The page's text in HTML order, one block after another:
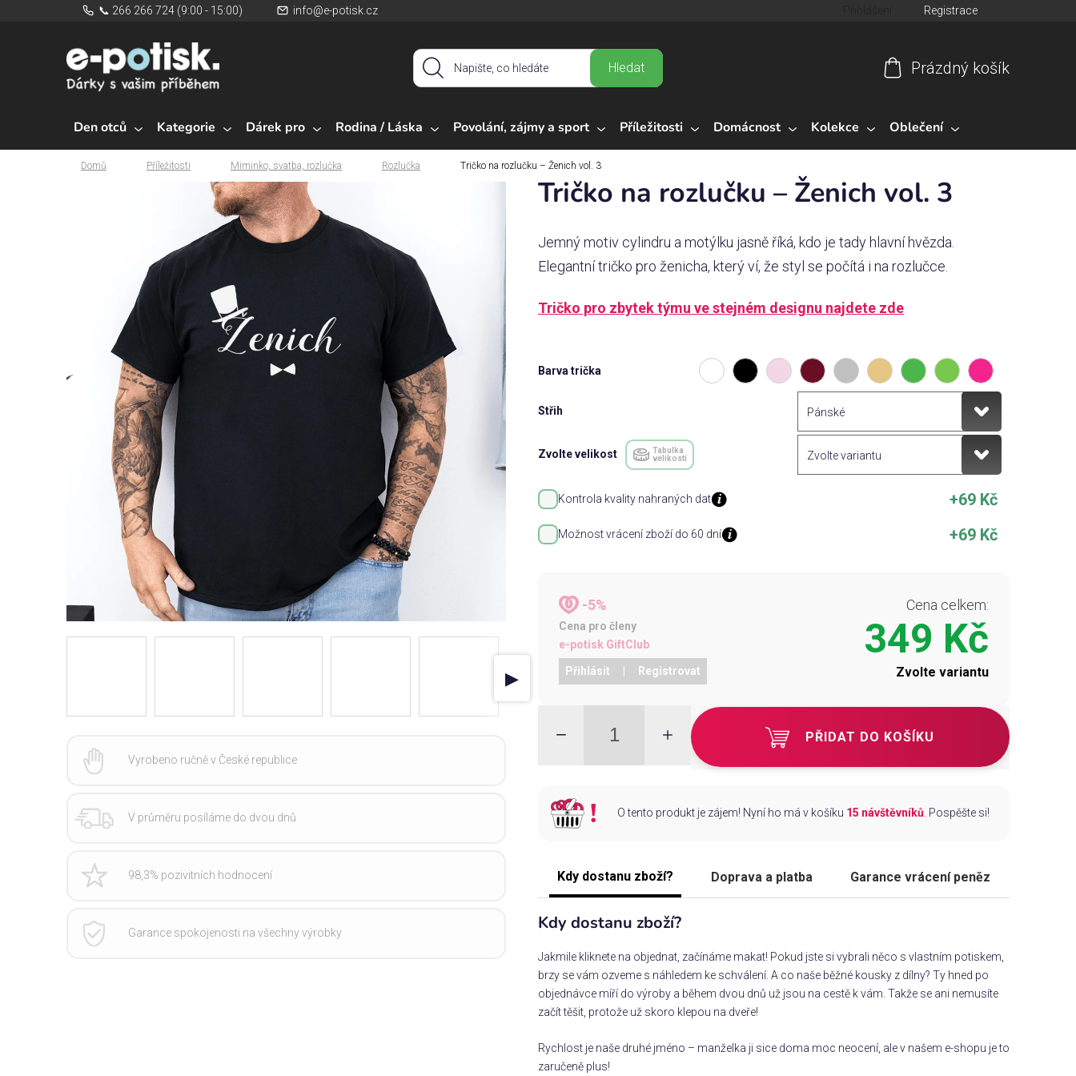
📞 266 266 724 (9:00 - 15:00) info@e-potisk.cz Registrace
Hledat
košík
Prázdný košík
Den otců Kategorie Dárek pro Rodina / Láska Povolání, zájmy a sport Příležitosti Domácnost Kolekce Oblečení
Domů
Domů Příležitosti Miminko, svatba, rozlučka Rozlučka Tričko na rozlučku – Ženich vol. 3
Tričko na rozlučku – Ženich vol. 3
Jemný motiv cylindru a motýlku jasně říká, kdo je tady hlavní hvězda.
Elegantní tričko pro ženicha, který ví, že styl se počítá i na rozlučce.
Tričko pro zbytek týmu ve stejném designu najdete zde
Barva trička
Střih
Zvolte velikost
Tabulka
velikostí
Kontrola kvality nahraných dat +69 Kč
Možnost vrácení zboží do 60 dní +69 Kč
-5%
Cena pro členy
e-potisk GiftClub
Přihlásit Registrovat
Cena celkem:
349 Kč
Zvolte variantu
PŘIDAT DO KOŠÍKU
O tento produkt je zájem! Nyní ho má v košíku 15 návštěvníků. Pospěšte si!
Kdy dostanu zboží? Doprava a platba Garance vrácení peněz
Kdy dostanu zboží?
Jakmile kliknete na objednat, začínáme makat! Pokud jste si vybrali něco s vlastním potiskem,
brzy se vám ozveme s náhledem ke schválení. A co naše běžné kousky z dílny? Ty hned po
objednávce míří do výroby a během dvou dnů už jsou na cestě k vám. Takže se ani nemusíte
začít těšit, protože už skoro klepou na dveře!
Rychlost je naše druhé jméno – manželka ji sice doma moc neocení, ale v našem e-shopu je to
zaručeně plus!
▶
Vyrobeno ručně v České republice
V průměru posíláme do dvou dnů
98,3% pozivitních hodnocení
Garance spokojenosti na všechny výrobky